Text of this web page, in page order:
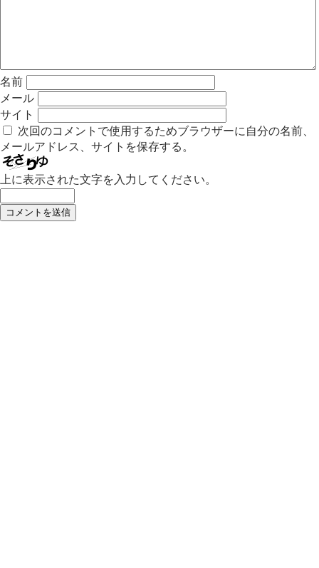
名前
メール
サイト
次回のコメントで使用するためブラウザーに自分の名前、
メールアドレス、サイトを保存する。
上に表示された文字を入力してください。